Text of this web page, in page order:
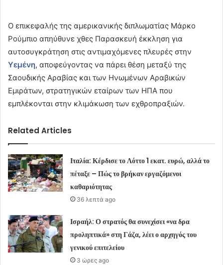
Ο επικεφαλής της αμερικανικής διπλωματίας Μάρκο
Ρούμπιο απηύθυνε χθες Παρασκευή έκκληση για
αυτοσυγκράτηση στις αντιμαχόμενες πλευρές στην
Υεμένη, αποφεύγοντας να πάρει θέση μεταξύ της
Σαουδικής Αραβίας και των Ηνωμένων Αραβικών
Εμιράτων, στρατηγικών εταίρων των ΗΠΑ που
εμπλέκονται στην κλιμάκωση των εχθροπραξιών.
Related Articles
Ιταλία: Κέρδισε το Λόττο 1 εκατ. ευρώ, αλλά το
πέταξε – Πώς το βρήκαν εργαζόμενοι
καθαριότητας
36 λεπτά ago
Ισραήλ: Ο στρατός θα συνεχίσει «να δρα
προληπτικά» στη Γάζα, λέει ο αρχηγός του
γενικού επιτελείου
3 ώρες ago